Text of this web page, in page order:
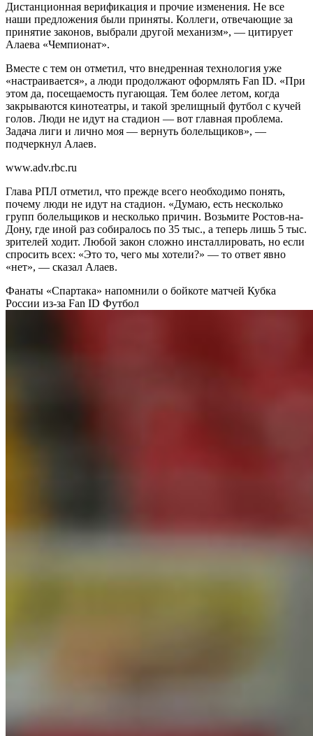
Дистанционная верификация и прочие изменения. Не все
наши предложения были приняты. Коллеги, отвечающие за
принятие законов, выбрали другой механизм», — цитирует
Алаева «Чемпионат».
Вместе с тем он отметил, что внедренная технология уже
«настраивается», а люди продолжают оформлять Fan ID. «При
этом да, посещаемость пугающая. Тем более летом, когда
закрываются кинотеатры, и такой зрелищный футбол с кучей
голов. Люди не идут на стадион — вот главная проблема.
Задача лиги и лично моя — вернуть болельщиков», —
подчеркнул Алаев.
www.adv.rbc.ru
Глава РПЛ отметил, что прежде всего необходимо понять,
почему люди не идут на стадион. «Думаю, есть несколько
групп болельщиков и несколько причин. Возьмите Ростов-на-
Дону, где иной раз собиралось по 35 тыс., а теперь лишь 5 тыс.
зрителей ходит. Любой закон сложно инсталлировать, но если
спросить всех: «Это то, чего мы хотели?» — то ответ явно
«нет», — сказал Алаев.
Фанаты «Спартака» напомнили о бойкоте матчей Кубка
России из-за Fan ID Футбол